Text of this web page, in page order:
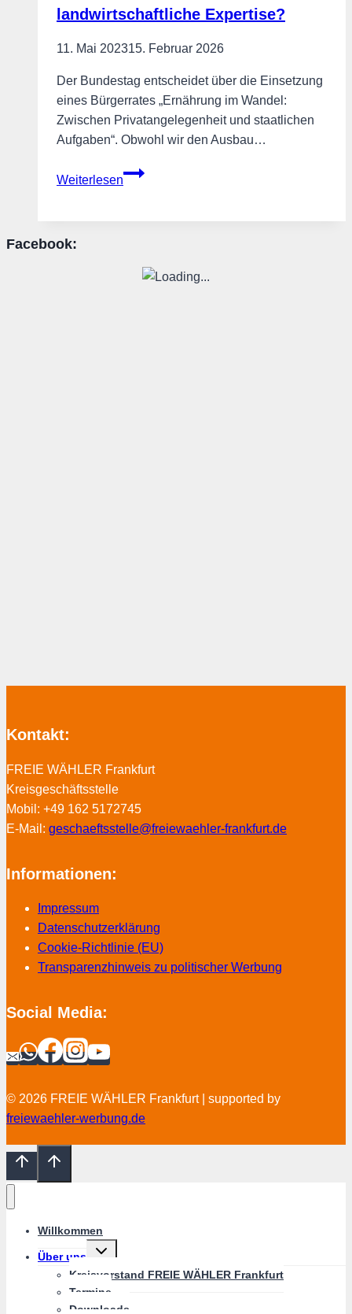
landwirtschaftliche Expertise?
11. Mai 202315. Februar 2026
Der Bundestag entscheidet über die Einsetzung
eines Bürgerrates „Ernährung im Wandel:
Zwischen Privatangelegenheit und staatlichen
Aufgaben“. Obwohl wir den Ausbau…
Weiterlesen
Bürgerrat
Facebook:
Kontakt:
FREIE WÄHLER Frankfurt
Kreisgeschäftsstelle
Mobil: +49 162 5172745
E-Mail: geschaeftsstelle@freiewaehler-frankfurt.de
Informationen:
Impressum
Datenschutzerklärung
Cookie-Richtlinie (EU)
Transparenzhinweis zu politischer Werbung
Social Media:
© 2026 FREIE WÄHLER Frankfurt | supported by
freiewaehler-werbung.de
Willkommen
Über uns
Untermenü
umschalten
Kreisvorstand FREIE WÄHLER Frankfurt
Termine
Downloads